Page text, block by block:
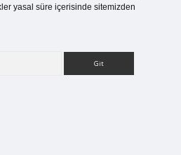
yasal süre içerisinde sitemizden